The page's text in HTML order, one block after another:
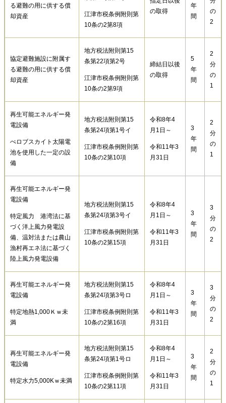
る避難の用に供する償
却資産
江津市税条例附則第
10条の2第8項
の取得
年
間
の
2
協定避難施設に附属す
る避難の用に供する償
却資産
地方税法附則第15
条第22項第2号
江津市税条例附則第
10条の2第9項
締結日以後
の取得
5
年
間
2
分
の
1
再生可能エネルギー発
電設備
ぺロブスカイト太陽電
池を使用した一定の設
備
地方税法附則第15
条第24項第1号イ
江津市税条例附則第
10条の2第10項
令和8年4
月1日～
令和11年3
月31日
3
年
間
2
分
の
1
再生可能エネルギー発
電設備
特定風力 港湾法に基
づく洋上風力発電設
備、温対法または農山
漁村再エネ法に基づく
陸上風力発電設備
地方税法附則第15
条第24項第3号イ
江津市税条例附則第
10条の2第15項
令和8年4
月1日～
令和11年3
月31日
3
年
間
3
分
の
2
再生可能エネルギー発
電設備
特定地熱1,000Ｋｗ未
満
地方税法附則第15
条第24項第3号ロ
江津市税条例附則第
10条の2第16項
令和8年4
月1日～
令和11年3
月31日
3
年
間
3
分
の
2
再生可能エネルギー発
電設備
特定水力5,000Kｗ未満
地方税法附則第15
条第24項第1号ロ
江津市税条例附則第
10条の2第11項
令和8年4
月1日～
令和11年3
月31日
3
年
間
2
分
の
1